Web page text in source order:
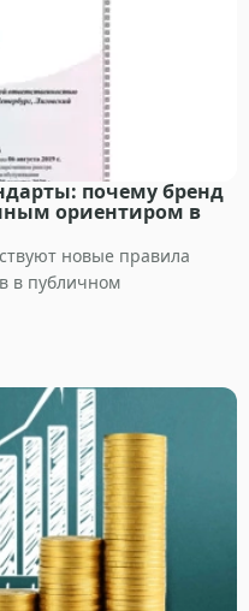
почему бренд
ориентиром в
новые правила
в публичном